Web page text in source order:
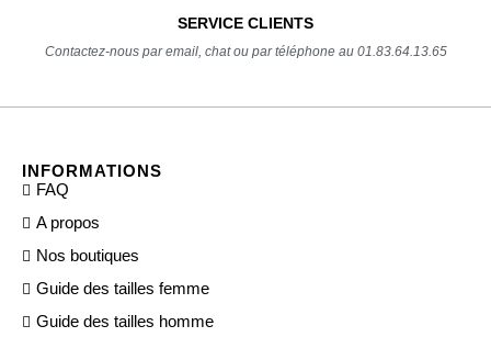
SERVICE CLIENTS
Contactez-nous par email, chat ou par téléphone au 01.83.64.13.65
INFORMATIONS
FAQ
A propos
Nos boutiques
Guide des tailles femme
Guide des tailles homme